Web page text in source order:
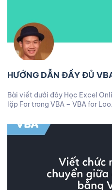
HƯỚNG DẪN ĐẦY ĐỦ
Bài viết dưới đây Học Excel
lặp For trong VBA – VBA for